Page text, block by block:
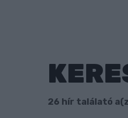
26 hír találató